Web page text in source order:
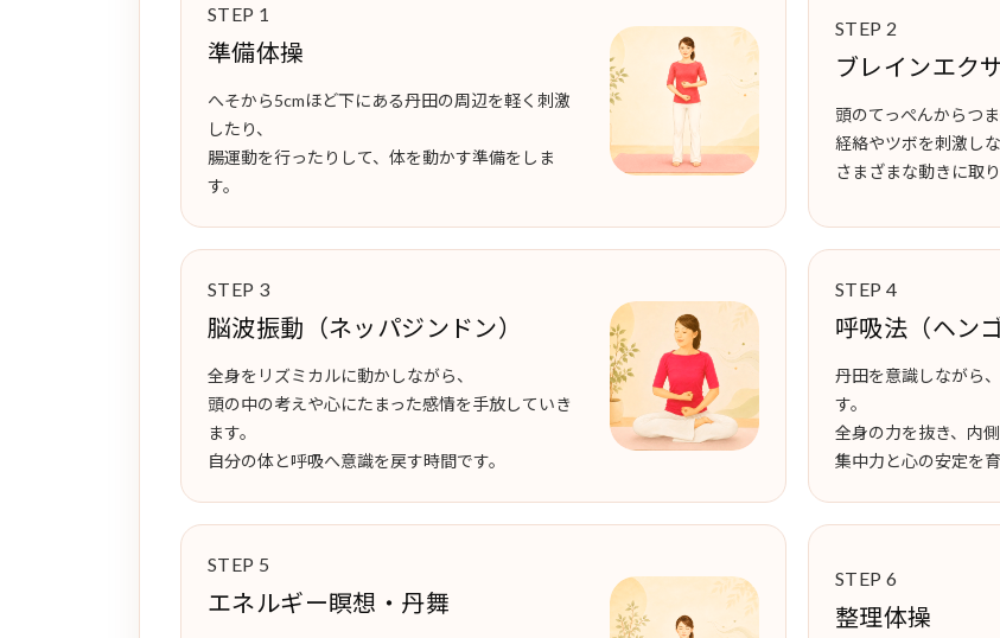
STEP 1
準備体操
へそから5cmほど下にある丹田の周辺を軽く刺激
したり、
腸運動を行ったりして、体を動かす準備をしま
す。
STEP 2
ブレインエク
頭のてっぺんからつ
経絡やツボを刺激し
さまざまな動きに取り
STEP 3
脳波振動（ネッパジンドン）
全身をリズミカルに動かしながら、
頭の中の考えや心にたまった感情を手放していき
ます。
自分の体と呼吸へ意識を戻す時間です。
STEP 4
呼吸法（ヘンゴ
丹田を意識しながら
す。
全身の力を抜き、内
集中力と心の安定を育
STEP 5
エネルギー瞑想・丹舞
STEP 6
整理体操